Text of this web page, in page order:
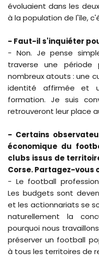
évoluaient dans les
à la population de l'île,
- Faut-il s'inquiéter
- Non. Je pense
traverse une période
nombreux atouts : une
identité affirmée et
formation. Je suis
retrouveront leur place
- Certains
économique du
clubs issus de
Corse. Partagez-vous
- Le football
Les budgets sont
et les actionnariats se
naturellement la
pourquoi nous
préserver un football
à tous les territoires de